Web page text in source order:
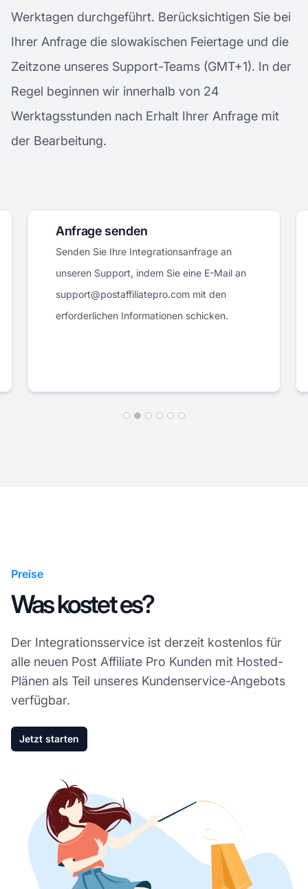
Werktagen durchgeführt. Berücksichtigen Sie bei
Ihrer Anfrage die slowakischen Feiertage und die
Zeitzone unseres Support-Teams (GMT+1). In der
Regel beginnen wir innerhalb von 24
Werktagsstunden nach Erhalt Ihrer Anfrage mit
der Bearbeitung.
Anfrage senden
Senden Sie Ihre Integrationsanfrage an
unseren Support, indem Sie eine E-Mail an
support@postaffiliatepro.com mit den
erforderlichen Informationen schicken.
Preise
Was kostet es?
Der Integrationsservice ist derzeit kostenlos für
alle neuen Post Affiliate Pro Kunden mit Hosted-
Plänen als Teil unseres Kundenservice-Angebots
verfügbar.
Jetzt starten